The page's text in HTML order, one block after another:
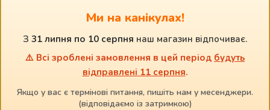
Відео про бокси
Ми на канікулах!
З 31 липня по 10 серпня наш магазин відпочиває.
⚠️ Всі зроблені замовлення в цей період будуть
відправлені 11 серпня.
Якщо у вас є термінові питання, пишіть нам у месенджери.
(відповідаємо із затримкою)